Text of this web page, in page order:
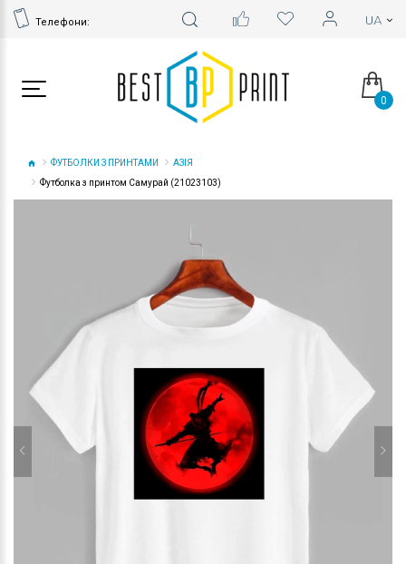
Телефони:
0
ФУТБОЛКИ З ПРИНТАМИ
АЗІЯ
Футболка з принтом Самурай (21023103)